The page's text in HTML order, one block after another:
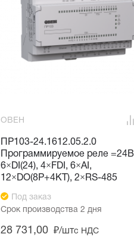
ОВЕН
ПР103-24.1612.05.2.0
Программируемое реле
6×DI(24), 4×FDI, 6×AI,
12×DO(8P+4KT), 2×RS-485
Под заказ
Срок производства 2 дня
28 731,00 ₽/штс НДС